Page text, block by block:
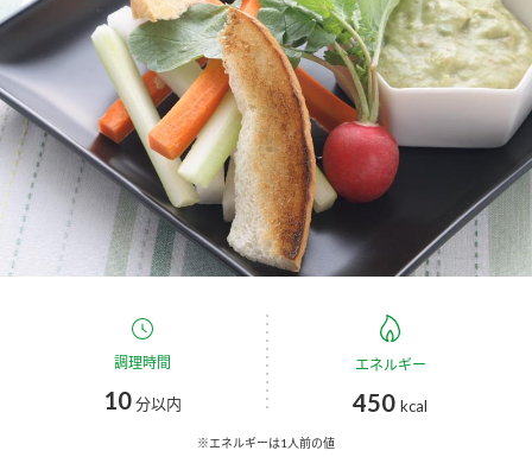
お酢ドリンク ぽん酢
みりん風・料理酒 鍋用調味料
つゆ たれ
スープ 中華
クイック調味料
キャンペーン情報
ブランド・スペシャルサイト
ブランド・スペシャルサイト トップ
商品ブランドサイト
Fibee（ファイビー）
くらしプラ酢
カンタン酢
お酢ドリンク
企業情報
国内事業概要
企業理念
ミツカンを知る
環境への取り組み
調理時間
10分以内
エネルギー
450 kcal
※エネルギーは1人前の値